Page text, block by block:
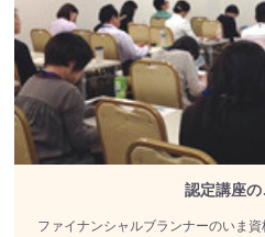
認定講座
ファイナンシャルブランナーのいま